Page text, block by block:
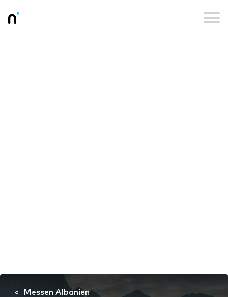
Messen Albanien